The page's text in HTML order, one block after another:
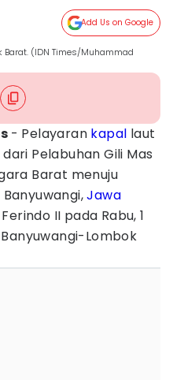
Add Us on Google
Barat. (IDN Times/Muhammad
- Pelayaran kapal laut
dari Pelabuhan Gili Mas
Barat menuju
Banyuwangi,Jawa
II pada Rabu, 1
Lombok